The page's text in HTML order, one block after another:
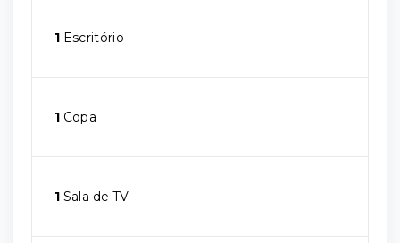
1 Escritório
1 Copa
1 Sala de TV